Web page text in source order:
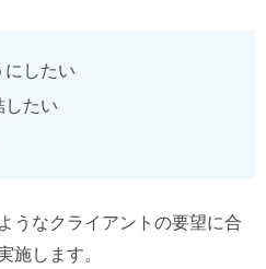
にしたい
したい
うなクライアントの要望に合
施します。